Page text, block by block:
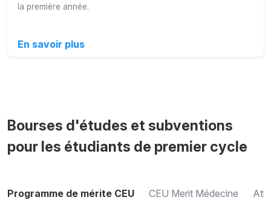
la première année.
En savoir plus
Bourses d'études et subventions
pour les étudiants de premier cycle
Programme de mérite CEU CEU Merit Médecine